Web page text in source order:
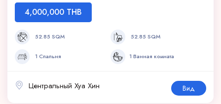
4,000,000 THB
52.85 SQM 52.85 SQM
1 Спальня 1 Ванная комната
Центральный Хуа Хин Вид